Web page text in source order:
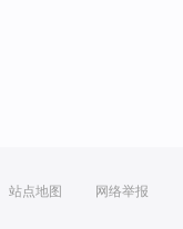
站点地图 网络举报